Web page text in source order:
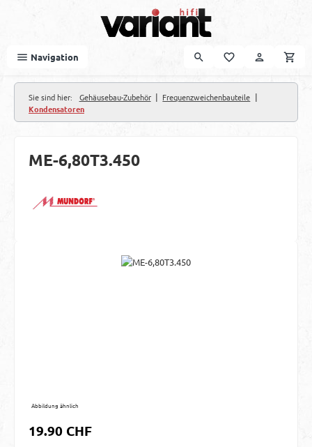
Navigation
Sie sind hier: Gehäusebau-Zubehör | Frequenzweichenbauteile |
Kondensatoren
ME-6,80T3.450
Bildergalerie überspringen
Abbildung ähnlich
Regulärer Preis:
19.90 CHF